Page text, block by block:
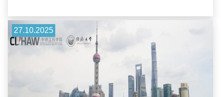
27.10.2025